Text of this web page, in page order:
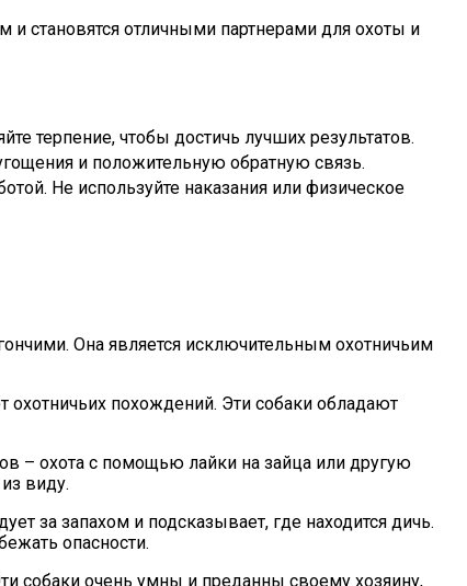
становятся отличными партнерами для охоты и
терпение, чтобы достичь лучших результатов.
и положительную обратную связь.
Не используйте наказания или физическое
Она является исключительным охотничьим
охотничьих похождений. Эти собаки обладают
– охота с помощью лайки на зайца или другую
виду.
за запахом и подсказывает, где находится дичь.
опасности.
собаки очень умны и преданны своему хозяину,